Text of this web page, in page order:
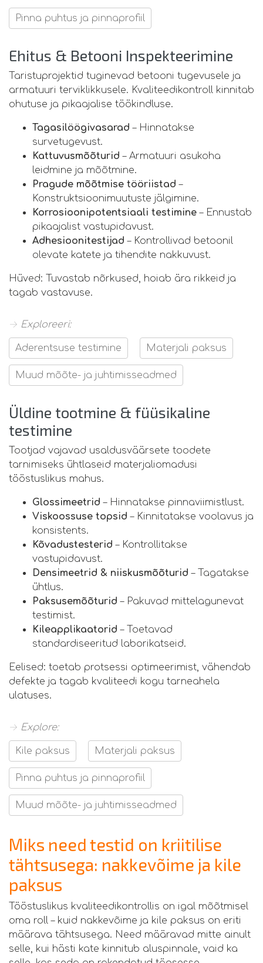
Pinna puhtus ja pinnaprofiil
Ehitus & Betooni Inspekteerimine
Taristuprojektid tuginevad betooni tugevusele ja
armatuuri terviklikkusele. Kvaliteedikontroll kinnitab
ohutuse ja pikaajalise töökindluse.
Tagasilöögivasarad – Hinnatakse
survetugevust.
Kattuvusmõõturid – Armatuuri asukoha
leidmine ja mõõtmine.
Pragude mõõtmise tööriistad –
Konstruktsioonimuutuste jälgimine.
Korrosioonipotentsiaali testimine – Ennustab
pikaajalist vastupidavust.
Adhesioonitestijad – Kontrollivad betoonil
olevate katete ja tihendite nakkuvust.
Hüved: Tuvastab nõrkused, hoiab ära rikkeid ja
tagab vastavuse.
→ Exploreeri:
Aderentsuse testimine Materjali paksus
Muud mõõte- ja juhtimisseadmed
Üldine tootmine & füüsikaline
testimine
Tootjad vajavad usaldusväärsete toodete
tarnimiseks ühtlaseid materjaliomadusi
tööstuslikus mahus.
Glossimeetrid – Hinnatakse pinnaviimistlust.
Viskoossuse topsid– Kinnitatakse voolavus ja
konsistents.
Kõvadustesterid – Kontrollitakse
vastupidavust.
Densimeetrid & niiskusmõõturid – Tagatakse
ühtlus.
Paksusemõõturid – Pakuvad mittelagunevat
testimist.
Kileapplikaatorid – Toetavad
standardiseeritud laborikatseid.
Eelised: toetab protsessi optimeerimist, vähendab
defekte ja tagab kvaliteedi kogu tarneahela
ulatuses.
→ Explore:
Kile paksus Materjali paksus
Pinna puhtus ja pinnaprofiil
Muud mõõte- ja juhtimisseadmed
Miks need testid on kriitilise
tähtsusega: nakkevõime ja kile
paksus
Tööstuslikus kvaliteedikontrollis on igal mõõtmisel
oma roll – kuid nakkevõime ja kile paksus on eriti
määrava tähtsusega. Need määravad mitte ainult
selle, kui hästi kate kinnitub aluspinnale, vaid ka